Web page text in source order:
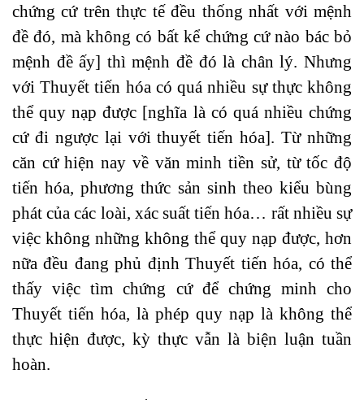
chứng cứ trên thực tế đều thống nhất với mệnh
đề đó, mà không có bất kể chứng cứ nào bác bỏ
mệnh đề ấy] thì mệnh đề đó là chân lý. Nhưng
với Thuyết tiến hóa có quá nhiều sự thực không
thể quy nạp được [nghĩa là có quá nhiều chứng
cứ đi ngược lại với thuyết tiến hóa]. Từ những
căn cứ hiện nay về văn minh tiền sử, từ tốc độ
tiến hóa, phương thức sản sinh theo kiểu bùng
phát của các loài, xác suất tiến hóa… rất nhiều sự
việc không những không thể quy nạp được, hơn
nữa đều đang phủ định Thuyết tiến hóa, có thể
thấy việc tìm chứng cứ để chứng minh cho
Thuyết tiến hóa, là phép quy nạp là không thể
thực hiện được, kỳ thực vẫn là biện luận tuần
hoàn.